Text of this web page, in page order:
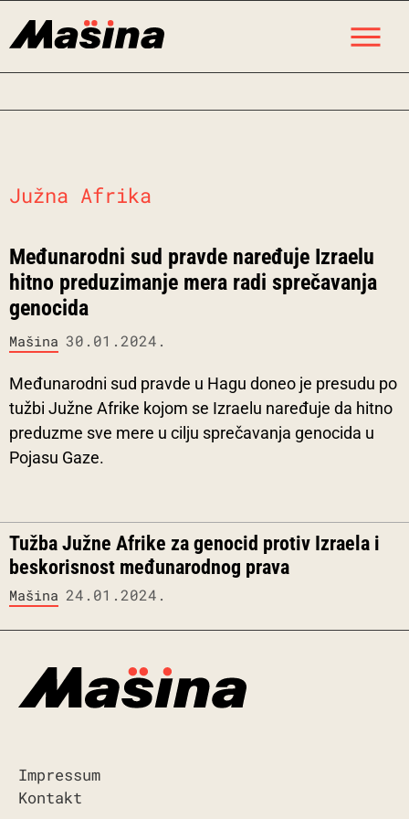
Južna Afrika
Međunarodni sud pravde naređuje Izraelu
hitno preduzimanje mera radi sprečavanja
genocida
Mašina 30.01.2024.
Međunarodni sud pravde u Hagu doneo je presudu po
tužbi Južne Afrike kojom se Izraelu naređuje da hitno
preduzme sve mere u cilju sprečavanja genocida u
Pojasu Gaze.
Tužba Južne Afrike za genocid protiv Izraela i
beskorisnost međunarodnog prava
Mašina 24.01.2024.
Impressum
Kontakt